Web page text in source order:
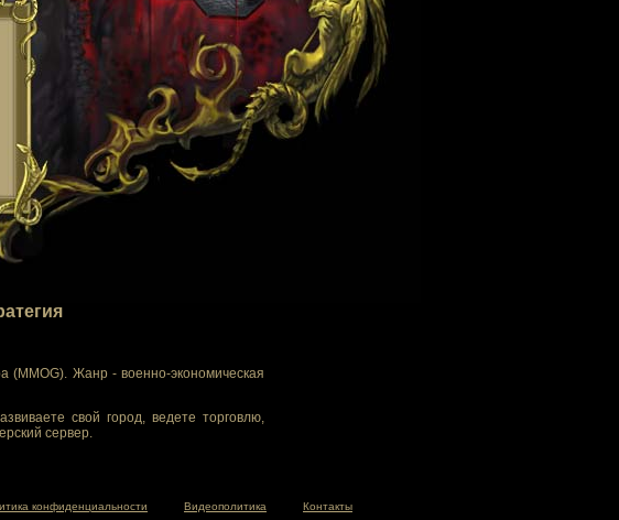
(MMOG). Жанр - военно-экономическая
свой город, ведете торговлю,
сервер.
конфиденциальности Видеополитика Контакты